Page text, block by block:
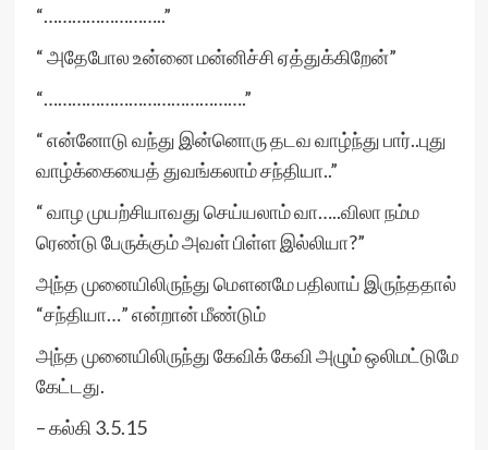
“……………………..”
“ அதேபோல உன்னை மன்னிச்சி ஏத்துக்கிறேன்”
“…………………………………….”
“ என்னோடு வந்து இன்னொரு தடவ வாழ்ந்து பார்..புது
வாழ்க்கையைத் துவங்கலாம் சந்தியா..”
“ வாழ முயற்சியாவது செய்யலாம் வா…..விலா நம்ம
ரெண்டு பேருக்கும் அவள் பிள்ள இல்லியா?”
அந்த முனையிலிருந்து மௌனமே பதிலாய் இருந்ததால்
“சந்தியா…” என்றான் மீண்டும்
அந்த முனையிலிருந்து கேவிக் கேவி அழும் ஒலிமட்டுமே
கேட்டது.
– கல்கி 3.5.15